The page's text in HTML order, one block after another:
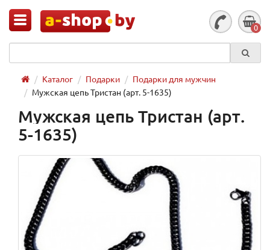
0
Каталог Подарки
Подарки для мужчин
Мужская цепь Тристан (арт. 5-1635)
Мужская цепь Тристан (арт.
5-1635)